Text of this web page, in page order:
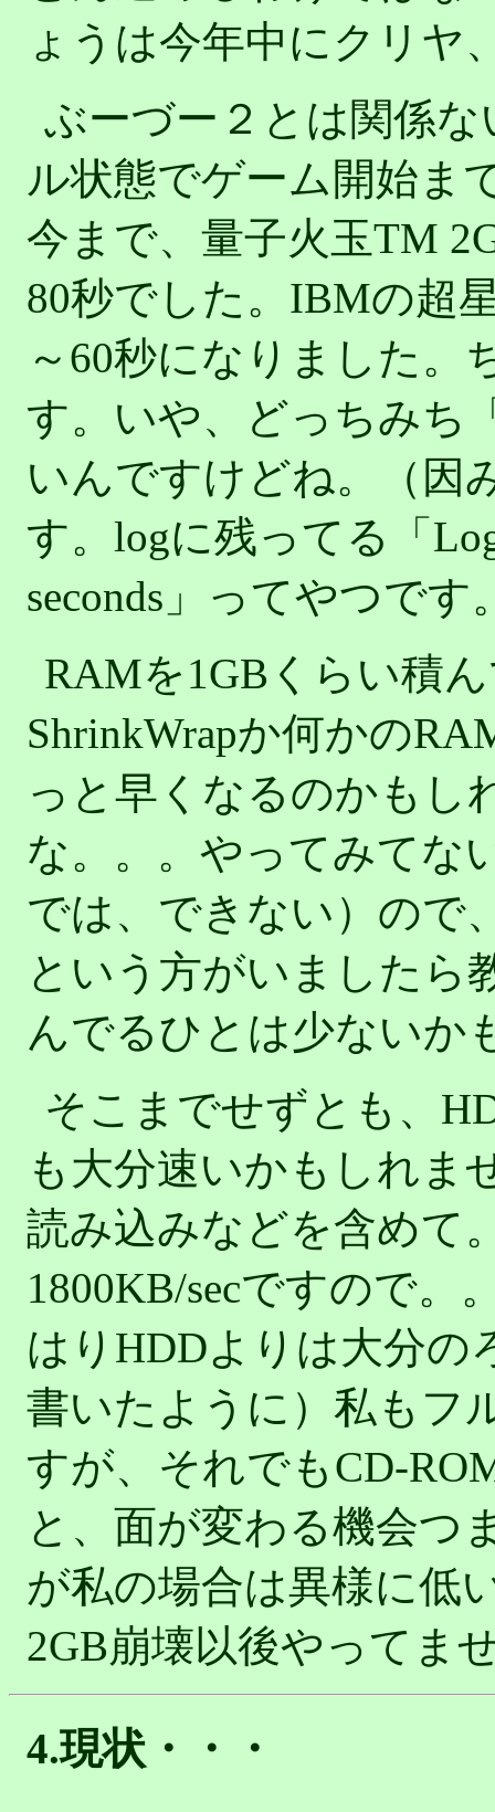
ょうは今年中にクリヤ
ぶーづー２とは関係
ル状態でゲーム開始ま
今まで、量子火玉TM
80秒でした。IBMの超
～60秒になりました。
す。いや、どっちみち
いんですけどね。（因
す。logに残ってる「
seconds」ってやつです
RAMを1GBくらい積
ShrinkWrapか何かの
っと早くなるのかもし
な。。。やってみてな
では、できない）ので
という方がいましたら
んでるひとは少ないか
そこまでせずとも、
も大分速いかもしれま
読み込みなどを含めて
1800KB/secですので。
はりHDDよりは大分の
書いたように）私もフ
すが、それでもCD-
と、面が変わる機会つ
が私の場合は異様に低
2GB崩壊以後やってま
4.現状・・・